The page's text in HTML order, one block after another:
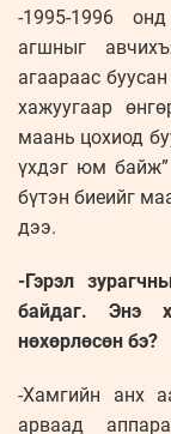
-1995-1996
агшныг
агаараас
хажуугаар
маань цохиод
үхдэг юм
бүтэн биеийг
дээ.
-Гэрэл
байдаг. Энэ
нөхөрлөсөн бэ?
-Хамгийн анх
арваад